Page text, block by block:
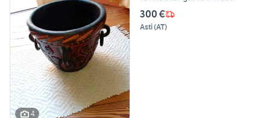
4
300 €
Asti(AT)